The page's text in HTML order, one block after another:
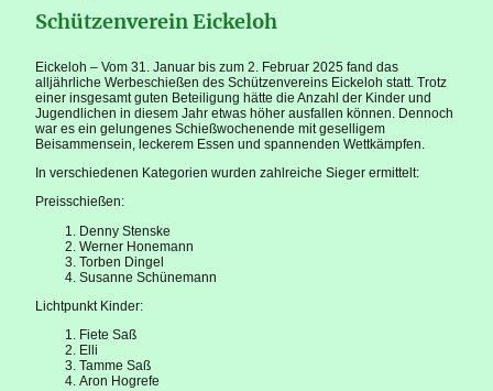
Schützenverein Eickeloh
Eickeloh – Vom 31. Januar bis zum 2. Februar 2025 fand das
alljährliche Werbeschießen des Schützenvereins Eickeloh statt. Trotz
einer insgesamt guten Beteiligung hätte die Anzahl der Kinder und
Jugendlichen in diesem Jahr etwas höher ausfallen können. Dennoch
war es ein gelungenes Schießwochenende mit geselligem
Beisammensein, leckerem Essen und spannenden Wettkämpfen.
In verschiedenen Kategorien wurden zahlreiche Sieger ermittelt:
Preisschießen:
Denny Stenske
Werner Honemann
Torben Dingel
Susanne Schünemann
Lichtpunkt Kinder:
Fiete Saß
Elli
Tamme Saß
Aron Hogrefe